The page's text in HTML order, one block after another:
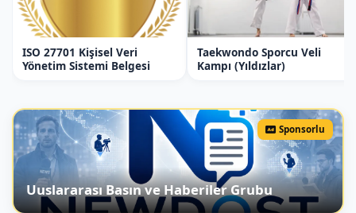
*Kapadokya manzarasında kahvaltı.
*Kapadokya Vadilerinde At ve Atv Turu
Kapadokya Turu.
*Kapadokya Balayı tatili fiyatımız 2 KİŞİ
İÇİNDİR.
*Bu programda kahvaltı 2 Kişilik, At Turu 2 At
ISO 27701 Kişisel Veri
Yönetim Sistemi Belgesi
Taekwondo Sporcu Veli
Kampı (Yıldızlar)
Sponsorlu
Uuslararası Basın ve Haberiler Grubu